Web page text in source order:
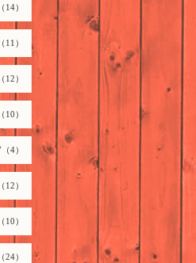
14）
11）
12）
10）
4）
12）
10）
24）